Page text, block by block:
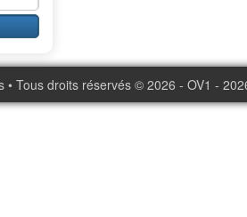
• Tous droits réservés © 2026 - OV1 -